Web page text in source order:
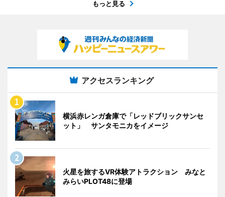
もっと見る
アクセスランキング
横浜赤レンガ倉庫で「レッドブリックサンセ
ット」 サンタモニカをイメージ
火星を旅するVR体験アトラクション みなと
みらいPLOT48に登場